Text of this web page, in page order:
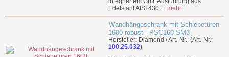
Edelstahl AISI 430.... mehr
Wandhängeschrank mit Schiebetüren
1600 robust - PSC160-SM3
Hersteller: Diamond / Art.-Nr.: (Art.-Nr.:
100.25.032)